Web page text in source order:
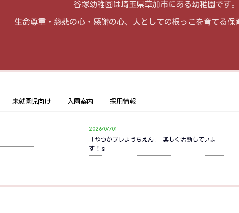
谷塚幼稚園は埼玉県草加市にある幼稚園です。
生命尊重・慈悲の心・感謝の心、人としての根っこを育てる保
未就園児向け 入園案内 採用情報
2026/07/01
「やつかプレようちえん」 楽しく活動していま
す！☺